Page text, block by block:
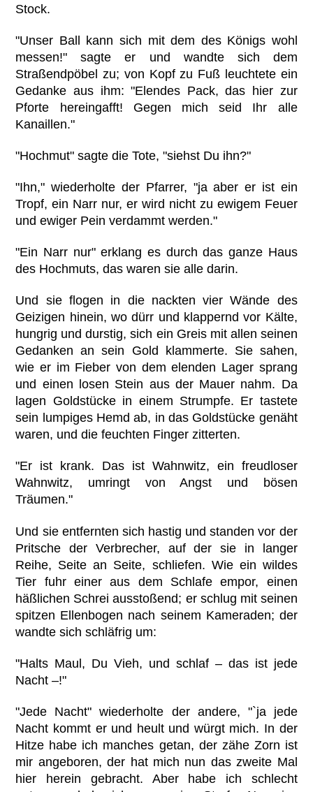
Stock.
"Unser Ball kann sich mit dem des Königs wohl
messen!" sagte er und wandte sich dem
Straßendpöbel zu; von Kopf zu Fuß leuchtete ein
Gedanke aus ihm: "Elendes Pack, das hier zur
Pforte hereingafft! Gegen mich seid Ihr alle
Kanaillen."
"Hochmut" sagte die Tote, "siehst Du ihn?"
"Ihn," wiederholte der Pfarrer, "ja aber er ist ein
Tropf, ein Narr nur, er wird nicht zu ewigem Feuer
und ewiger Pein verdammt werden."
"Ein Narr nur" erklang es durch das ganze Haus
des Hochmuts, das waren sie alle darin.
Und sie flogen in die nackten vier Wände des
Geizigen hinein, wo dürr und klappernd vor Kälte,
hungrig und durstig, sich ein Greis mit allen seinen
Gedanken an sein Gold klammerte. Sie sahen,
wie er im Fieber von dem elenden Lager sprang
und einen losen Stein aus der Mauer nahm. Da
lagen Goldstücke in einem Strumpfe. Er tastete
sein lumpiges Hemd ab, in das Goldstücke genäht
waren, und die feuchten Finger zitterten.
"Er ist krank. Das ist Wahnwitz, ein freudloser
Wahnwitz, umringt von Angst und bösen
Träumen."
Und sie entfernten sich hastig und standen vor der
Pritsche der Verbrecher, auf der sie in langer
Reihe, Seite an Seite, schliefen. Wie ein wildes
Tier fuhr einer aus dem Schlafe empor, einen
häßlichen Schrei ausstoßend; er schlug mit seinen
spitzen Ellenbogen nach seinem Kameraden; der
wandte sich schläfrig um:
"Halts Maul, Du Vieh, und schlaf – das ist jede
Nacht –!"
"Jede Nacht" wiederholte der andere, "`ja jede
Nacht kommt er und heult und würgt mich. In der
Hitze habe ich manches getan, der zähe Zorn ist
mir angeboren, der hat mich nun das zweite Mal
hier herein gebracht. Aber habe ich schlecht